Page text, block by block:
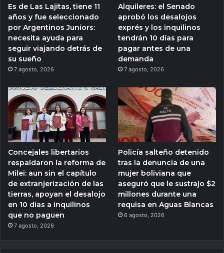
Es de Las Lajitas, tiene 11
años y fue seleccionado
por Argentinos Juniors:
necesita ayuda para
seguir viajando detrás de
su sueño
7 agosto, 2026
Alquileres: el Senado
aprobó los desalojos
exprés y los inquilinos
tendrán 10 días para
pagar antes de una
demanda
7 agosto, 2026
Concejales libertarios
respaldaron la reforma de
Milei: aun sin el capítulo
de extranjerización de las
tierras, apoyan el desalojo
en 10 días a inquilinos
que no paguen
7 agosto, 2026
Policía salteño detenido
tras la denuncia de una
mujer boliviana que
aseguró que le sustrajo $2
millones durante una
requisa en Aguas Blancas
6 agosto, 2026